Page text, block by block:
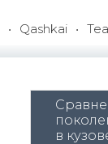
Qashkai
в